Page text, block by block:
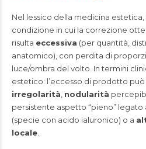
Nel lessico della medicina estetica,
condizione in cui la correzione
risulta eccessiva (per quantità,
anatomico), con perdita di
luce/ombra del volto. In termini
estetico: l’eccesso di prodotto
irregolarità nodularità
persistente aspetto “pieno” legato
(specie con acido ialuronico) o a
locale